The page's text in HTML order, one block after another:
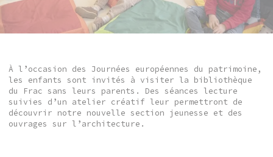
À l’occasion des Journées européennes du patrimoine,
les enfants sont invités à visiter la bibliothèque
du Frac sans leurs parents. Des séances lecture
suivies d’un atelier créatif leur permettront de
découvrir notre nouvelle section jeunesse et des
ouvrages sur l’architecture.